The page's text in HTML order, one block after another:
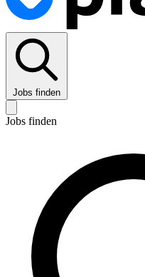
Jobs finden
Jobs finden